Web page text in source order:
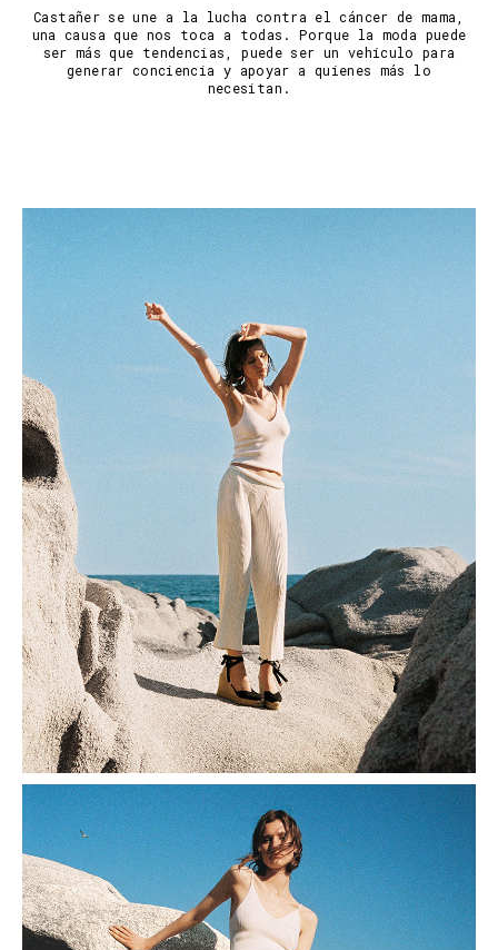
Castañer se une a la lucha contra el cáncer de mama,
una causa que nos toca a todas. Porque la moda puede
ser más que tendencias, puede ser un vehículo para
generar conciencia y apoyar a quienes más lo
necesitan.